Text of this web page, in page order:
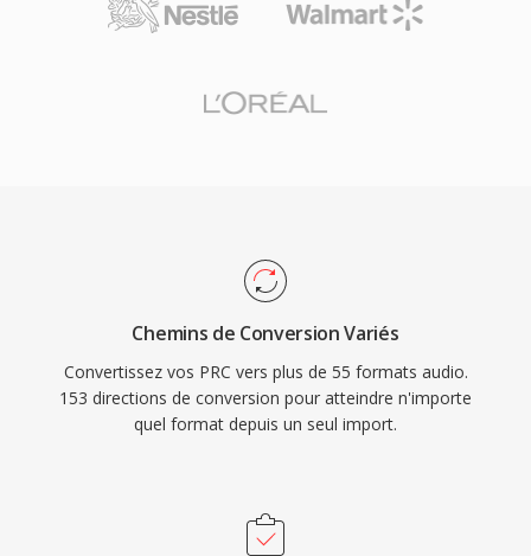
Chemins de Conversion Variés
Convertissez vos PRC vers plus de 55 formats audio.
153 directions de conversion pour atteindre n'importe
quel format depuis un seul import.